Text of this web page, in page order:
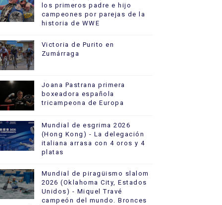
los primeros padre e hijo
campeones por parejas de la
historia de WWE
Victoria de Purito en
Zumárraga
Joana Pastrana primera
boxeadora española
tricampeona de Europa
Mundial de esgrima 2026
(Hong Kong) - La delegación
italiana arrasa con 4 oros y 4
platas
Mundial de piragüismo slalom
2026 (Oklahoma City, Estados
Unidos) - Miquel Travé
campeón del mundo. Bronces